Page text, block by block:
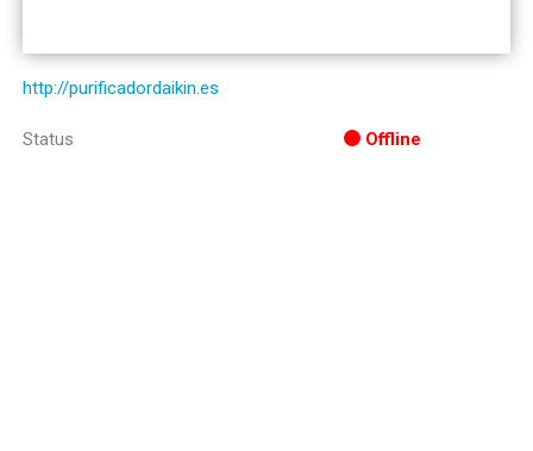
http://purificadordaikin.es
Status Offline